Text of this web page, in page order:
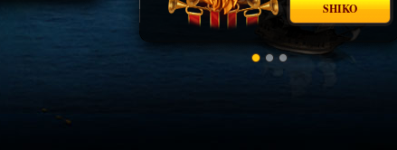
SHIKO